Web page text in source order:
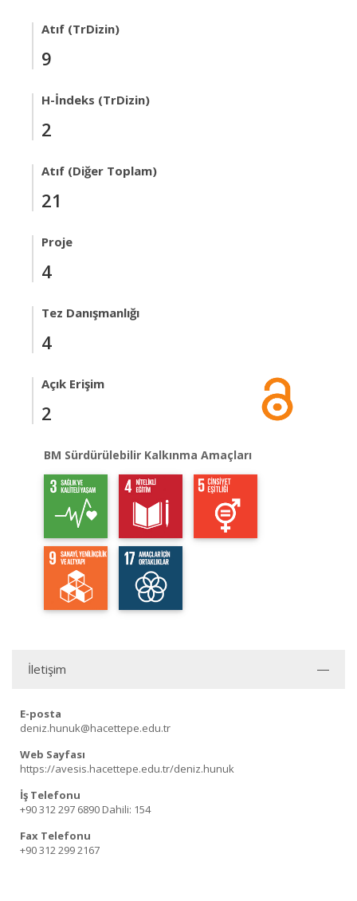
Atıf (TrDizin)
9
H-İndeks (TrDizin)
2
Atıf (Diğer Toplam)
21
Proje
4
Tez Danışmanlığı
4
Açık Erişim
2
BM Sürdürülebilir Kalkınma Amaçları
İletişim
E-posta
deniz.hunuk@hacettepe.edu.tr
Web Sayfası
https://avesis.hacettepe.edu.tr/deniz.hunuk
İş Telefonu
+90 312 297 6890 Dahili: 154
Fax Telefonu
+90 312 299 2167